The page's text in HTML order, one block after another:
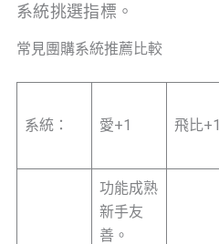
系統挑選指標。
常見團購系統推薦比較
系統： 愛+1 飛比+1
功能成熟
新手友
善。